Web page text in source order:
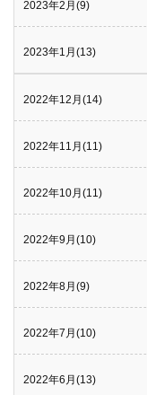
2023年2月(9)
2023年1月(13)
2022年12月(14)
2022年11月(11)
2022年10月(11)
2022年9月(10)
2022年8月(9)
2022年7月(10)
2022年6月(13)